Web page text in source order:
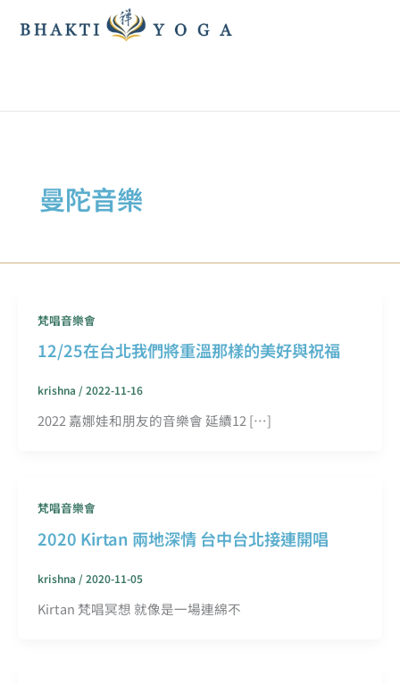
容
曼陀音樂
梵唱音樂會
12/25在台北我們將重溫那樣的美好與祝福
krishna /2022-11-16
2022 嘉娜娃和朋友的音樂會 延續12 […]
梵唱音樂會
2020 Kirtan 兩地深情 台中台北接連開唱
krishna /2020-11-05
Kirtan 梵唱冥想 就像是一場連綿不